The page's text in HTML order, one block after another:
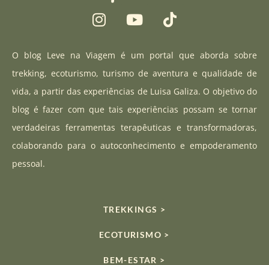
I
n
t
a
g
a
m
Y
o
t
u
b
T
i
t
o
k
O blog Leve na Viagem é um portal que aborda sobre
trekking, ecoturismo, turismo de aventura e qualidade de
vida, a partir das experiências de Luisa Galiza. O objetivo do
blog é fazer com que tais experiências possam se tornar
verdadeiras ferramentas terapêuticas e transformadoras,
colaborando para o autoconhecimento e empoderamento
pessoal.
TREKKINGS >
ECOTURISMO >
BEM-ESTAR >